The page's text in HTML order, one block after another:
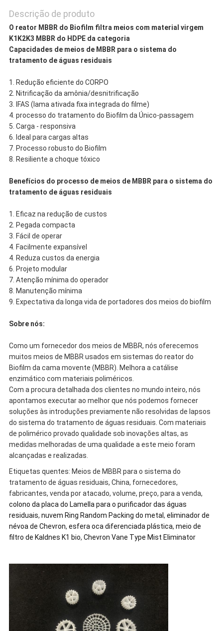
Descrição de produto
O reator MBBR do Biofilm filtra meios com material virgem
K1K2K3 MBBR do HDPE da categoria
Capacidades de meios de MBBR para o sistema do
tratamento de águas residuais
1. Redução eficiente do CORPO
2. Nitrificação da amônia/desnitrificação
3. IFAS (lama ativada fixa integrada do filme)
4. processo do tratamento do Biofilm da Único-passagem
5. Carga - responsiva
6. Ideal para cargas altas
7. Processo robusto do Biofilm
8. Resiliente a choque tóxico
Benefícios do processo de meios de MBBR para o sistema do
tratamento de águas residuais
1. Eficaz na redução de custos
2. Pegada compacta
3. Fácil de operar
4. Facilmente expansível
4. Reduza custos da energia
6. Projeto modular
7. Atenção mínima do operador
8. Manutenção mínima
9. Expectativa da longa vida de portadores dos meios do biofilm
Sobre nós:
Como um fornecedor dos meios de MBBR, nós oferecemos
muitos meios de MBBR usados em sistemas do reator do
Biofilm da cama movente (MBBR). Melhora a catálise
enzimático com materiais poliméricos.
Com a procura detalhada dos clientes no mundo inteiro, nós
apontamos executar ao melhor que nós podemos fornecer
soluções às introduções previamente não resolvidas de lapsos
do sistema do tratamento de águas residuais. Com materiais
de polimérico provado qualidade sob inovações altas, as
medidas melhoradas de uma qualidade a este meio foram
alcançadas e realizadas.
Etiquetas quentes: Meios de MBBR para o sistema do
tratamento de águas residuais, China, fornecedores,
fabricantes, venda por atacado, volume, preço, para a venda,
colono da placa do Lamella para o purificador das águas
residuais, nuvem Ring Random Packing do metal, eliminador de
névoa de Chevron, esfera oca diferenciada plástica, meio de
filtro de Kaldnes K1 bio, Chevron Vane Type Mist Eliminator